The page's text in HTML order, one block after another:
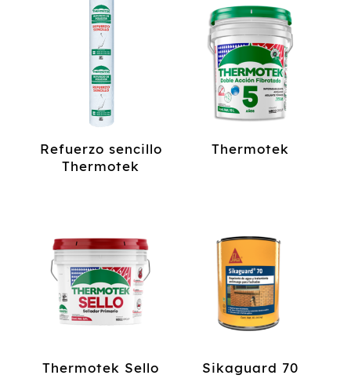
Refuerzo sencillo
Thermotek
Thermotek
Thermotek Sello Sikaguard 70